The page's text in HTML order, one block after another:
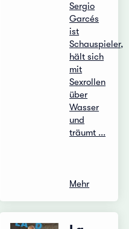
Sergio
Garcés
ist
Schauspieler,
hält sich
mit
Sexrollen
über
Wasser
und
träumt ...
Mehr